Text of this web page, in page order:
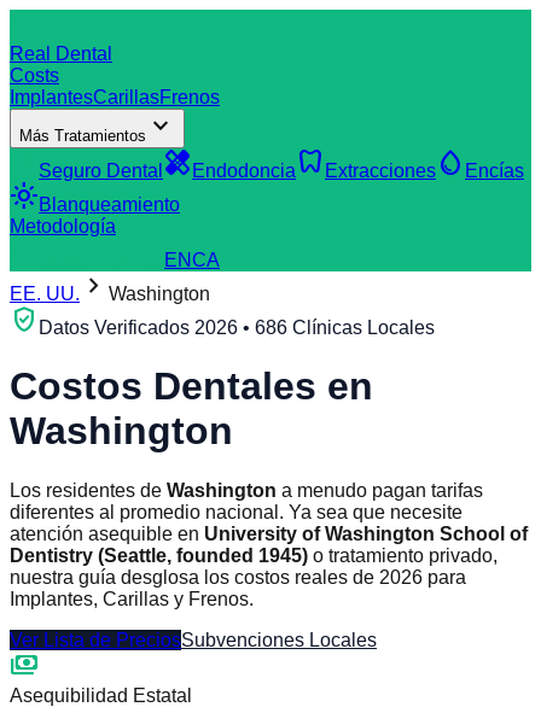
Real Dental
Costs
ImplantesCarillasFrenos
Más Tratamientos expand_more
Seguro Dental healing Endodoncia dentistry Extracciones water_drop Encías
light_modeBlanqueamiento
Metodología
ENCA
EE. UU. chevron_right Washington
verified_user Datos Verificados 2026 • 686 Clínicas Locales
Costos Dentales en
Washington
Los residentes de Washington a menudo pagan tarifas
diferentes al promedio nacional. Ya sea que necesite
atención asequible en University of Washington School of
Dentistry (Seattle, founded 1945) o tratamiento privado,
nuestra guía desglosa los costos reales de 2026 para
Implantes, Carillas y Frenos.
Ver Lista de PreciosSubvenciones Locales
payments
Asequibilidad Estatal